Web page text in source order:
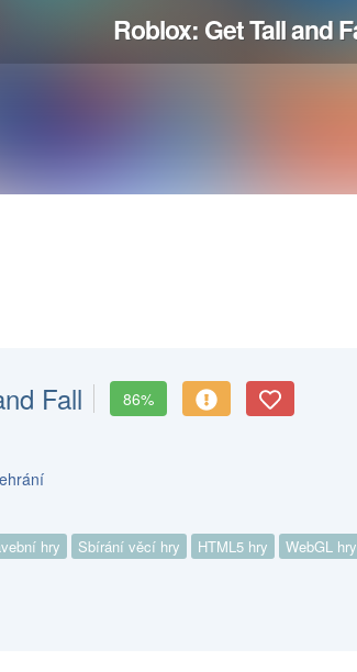
Fall
86%
hry Sbírání věcí hry HTML5 hry WebGL hry